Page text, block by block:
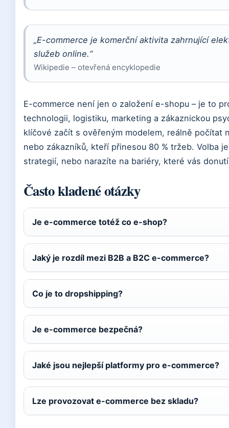
„E-commerce je komerční aktivita zahrnující
služeb online.“
Wikipedie – otevřená encyklopedie
E-commerce není jen o založení e-shopu – je to
technologii, logistiku, marketing a zákaznickou
klíčové začít s ověřeným modelem, reálně počítat
nebo zákazníků, kteří přinesou 80 % tržeb. Volba
strategií, nebo narazíte na bariéry, které vás
Často kladené otázky
Je e-commerce totéž co e-shop?
Jaký je rozdíl mezi B2B a B2C e-commerce?
Co je to dropshipping?
Je e-commerce bezpečná?
Jaké jsou nejlepší platformy pro e-commerce?
Lze provozovat e-commerce bez skladu?